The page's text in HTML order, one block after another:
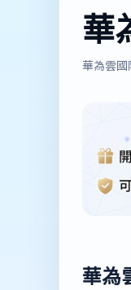
華
華為雲國
華為